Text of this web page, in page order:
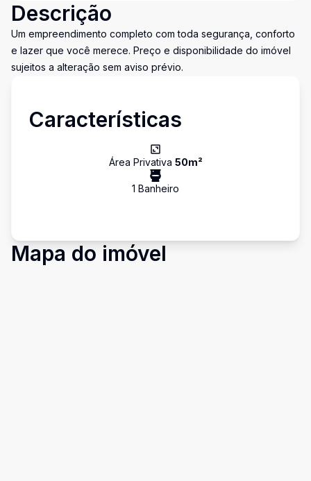
Descrição
Um empreendimento completo com toda segurança, conforto
e lazer que você merece. Preço e disponibilidade do imóvel
sujeitos a alteração sem aviso prévio.
Características
Área Privativa 50m²
1 Banheiro
Mapa do imóvel